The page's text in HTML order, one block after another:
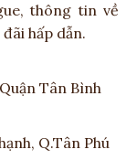
thông tin về
hấp dẫn.
Tân Bình
Q.Tân Phú